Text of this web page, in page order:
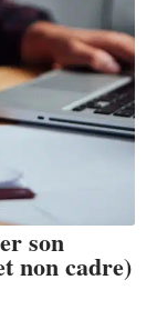
son
non cadre)